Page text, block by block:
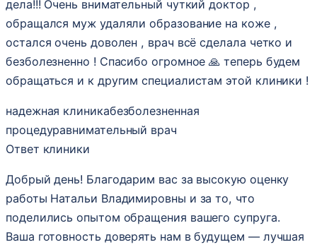
дела!!! Очень внимательный чуткий доктор ,
обращался муж удаляли образование на коже ,
остался очень доволен , врач всё сделала четко и
безболезненно ! Спасибо огромное 🙏 теперь будем
обращаться и к другим специалистам этой клиники !
надежная клиникабезболезненная
процедуравнимательный врач
Ответ клиники
Добрый день! Благодарим вас за высокую оценку
работы Натальи Владимировны и за то, что
поделились опытом обращения вашего супруга.
Ваша готовность доверять нам в будущем — лучшая